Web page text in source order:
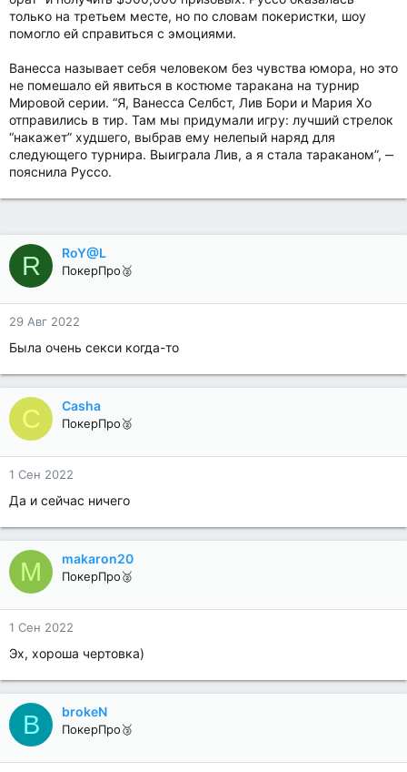
только на третьем месте, но по словам покеристки, шоу
помогло ей справиться с эмоциями.
Ванесса называет себя человеком без чувства юмора, но это
не помешало ей явиться в костюме таракана на турнир
Мировой серии. “Я, Ванесса Селбст, Лив Бори и Мария Хо
отправились в тир. Там мы придумали игру: лучший стрелок
“накажет” худшего, выбрав ему нелепый наряд для
следующего турнира. Выиграла Лив, а я стала тараканом”, ‒
пояснила Руссо.
R RoY@L
ПокерПро🥈
29 Авг 2022
Была очень секси когда-то
C Casha
ПокерПро🥈
1 Сен 2022
Да и сейчас ничего
M makaron20
ПокерПро🥈
1 Сен 2022
Эх, хороша чертовка)
B brokeN
ПокерПро🥉